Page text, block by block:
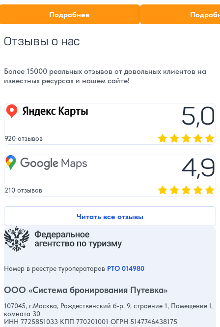
Узнайте режим работы и
добраться!
Подробнее
дружбы и культуры
Отзывы о нас
Более 15000 реальных отзывов от довольных клиентов на
известных ресурсах и нашем сайте!
Читать все отзывы
Яндекс карты 5,0
920 отзывов
Google Maps 4,9
210 отзывов
Номер в реестре туроператоров РТО 014980
ООО «Система бронирования Путевка»
107045, г.Москва, Рождественский б-р, 9, строение 1, Помещение I,
комната 30
ИНН 7725851033 КПП 770201001 ОГРН 5147746438175